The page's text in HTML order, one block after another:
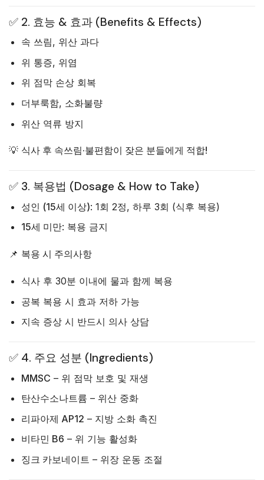
✅ 2. 효능 & 효과 (Benefits & Effects)
속 쓰림, 위산 과다
위 통증, 위염
위 점막 손상 회복
더부룩함, 소화불량
위산 역류 방지
💡 식사 후 속쓰림·불편함이 잦은 분들에게 적합!
✅ 3. 복용법 (Dosage & How to Take)
성인 (15세 이상): 1회 2정, 하루 3회 (식후 복용)
15세 미만: 복용 금지
📌 복용 시 주의사항
식사 후 30분 이내에 물과 함께 복용
공복 복용 시 효과 저하 가능
지속 증상 시 반드시 의사 상담
✅ 4. 주요 성분 (Ingredients)
MMSC – 위 점막 보호 및 재생
탄산수소나트륨 – 위산 중화
리파아제 AP12 – 지방 소화 촉진
비타민 B6 – 위 기능 활성화
징크 카보네이트 – 위장 운동 조절